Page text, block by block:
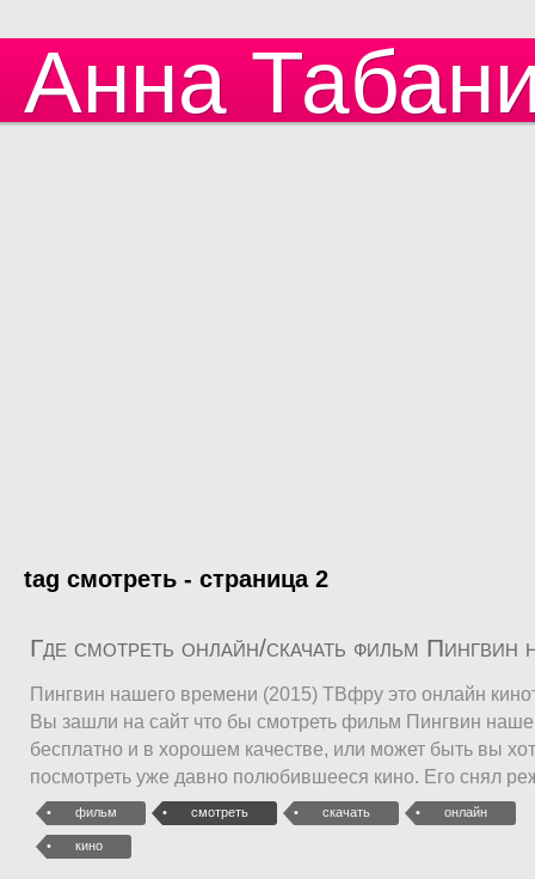
Анна
tag смотреть - страница 2
Где смотреть онлайн/скачать фильм Пингвин
Пингвин нашего времени (2015) ТВфру это онлайн
Вы зашли на сайт что бы смотреть фильм Пингвин
бесплатно и в хорошем качестве, или может быть вы
посмотреть уже давно полюбившееся кино. Его снял
фильм смотреть скачать онлайн
кино